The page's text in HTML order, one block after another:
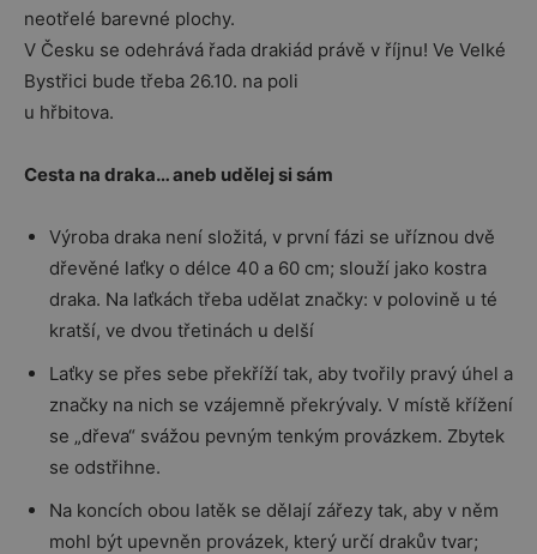
neotřelé barevné plochy.
V Česku se odehrává řada drakiád právě v říjnu! Ve Velké
Bystřici bude třeba 26.10. na poli
u hřbitova.
Cesta na draka… aneb udělej si sám
Výroba draka není složitá, v první fázi se uříznou dvě
dřevěné laťky o délce 40 a 60 cm; slouží jako kostra
draka. Na laťkách třeba udělat značky: v polovině u té
kratší, ve dvou třetinách u delší
Laťky se přes sebe překříží tak, aby tvořily pravý úhel a
značky na nich se vzájemně překrývaly. V místě křížení
se „dřeva“ svážou pevným tenkým provázkem. Zbytek
se odstřihne.
Na koncích obou latěk se dělají zářezy tak, aby v něm
mohl být upevněn provázek, který určí drakův tvar;